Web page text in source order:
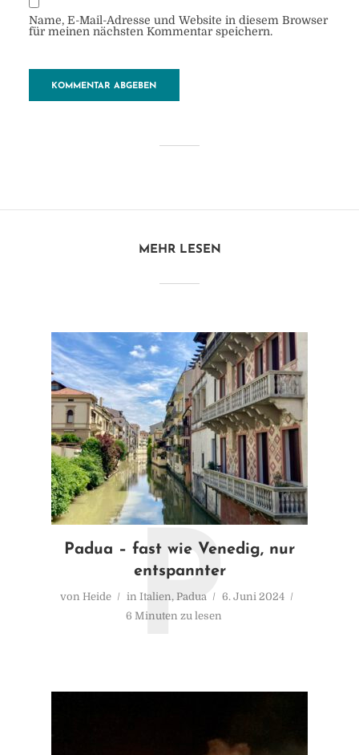
Cafe-petite
Name, E-Mail-Adresse und Website in diesem Browser
für meinen nächsten Kommentar speichern.
MEHR LESEN
Padua – fast wie Venedig, nur
entspannter
von Heide in Italien, Padua
6. Juni 2024
6 Minuten zu lesen
P